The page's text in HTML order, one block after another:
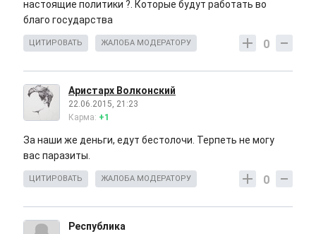
настоящие политики ?. Которые будут работать во
благо государства
0
ЦИТИРОВАТЬ ЖАЛОБА МОДЕРАТОРУ
Аристарх Волконский
22.06.2015, 21:23
Карма: +1
За наши же деньги, едут бестолочи. Терпеть не могу
вас паразиты.
0
ЦИТИРОВАТЬ ЖАЛОБА МОДЕРАТОРУ
Республика